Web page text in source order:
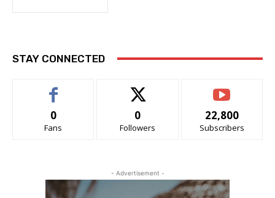
STAY CONNECTED
0
Fans
0
Followers
22,800
Subscribers
- Advertisement -